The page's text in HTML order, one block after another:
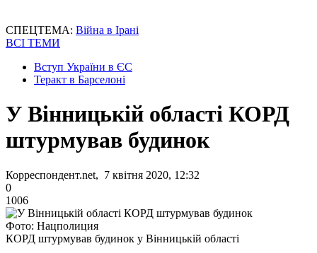
СПЕЦТЕМА: Війна в Ірані
ВСІ ТЕМИ
Вступ України в ЄС
Теракт в Барселоні
У Вінницькій області КОРД
штурмував будинок
Корреспондент.net, 7 квітня 2020, 12:32
0
1006
Фото: Нацполиция
КОРД штурмував будинок у Вінницькій області